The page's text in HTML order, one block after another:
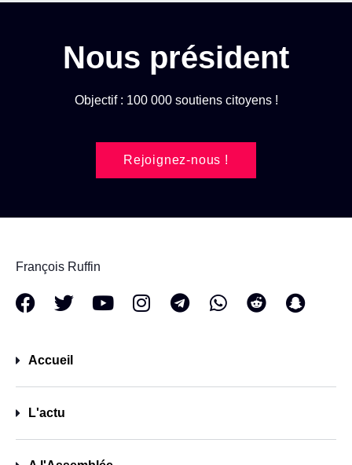
Nous président
Objectif : 100 000 soutiens citoyens !
Rejoignez-nous !
François Ruffin
Accueil
L'actu